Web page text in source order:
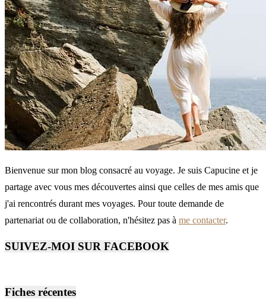
Bienvenue sur mon blog consacré au voyage. Je suis Capucine et je
partage avec vous mes découvertes ainsi que celles de mes amis que
j'ai rencontrés durant mes voyages. Pour toute demande de
partenariat ou de collaboration, n'hésitez pas à me contacter.
SUIVEZ-MOI SUR FACEBOOK
Fiches récentes